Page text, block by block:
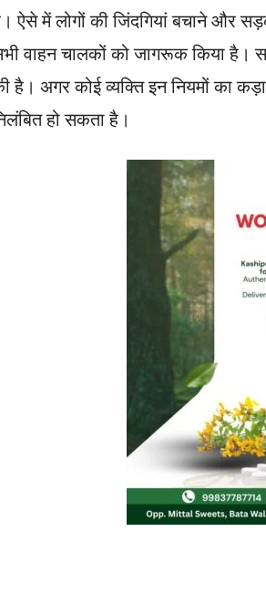
ऐसे में लोगों की जिंदगियां बचाने और
वाहन चालकों को जागरूक किया है।
है। अगर कोई व्यक्ति इन नियमों का
हो सकता है।